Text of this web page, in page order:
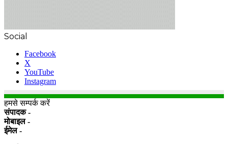
Social
Facebook
X
YouTube
Instagram
हमसे सम्पर्क करें
संपादक -
मोबाइल -
ईमेल -